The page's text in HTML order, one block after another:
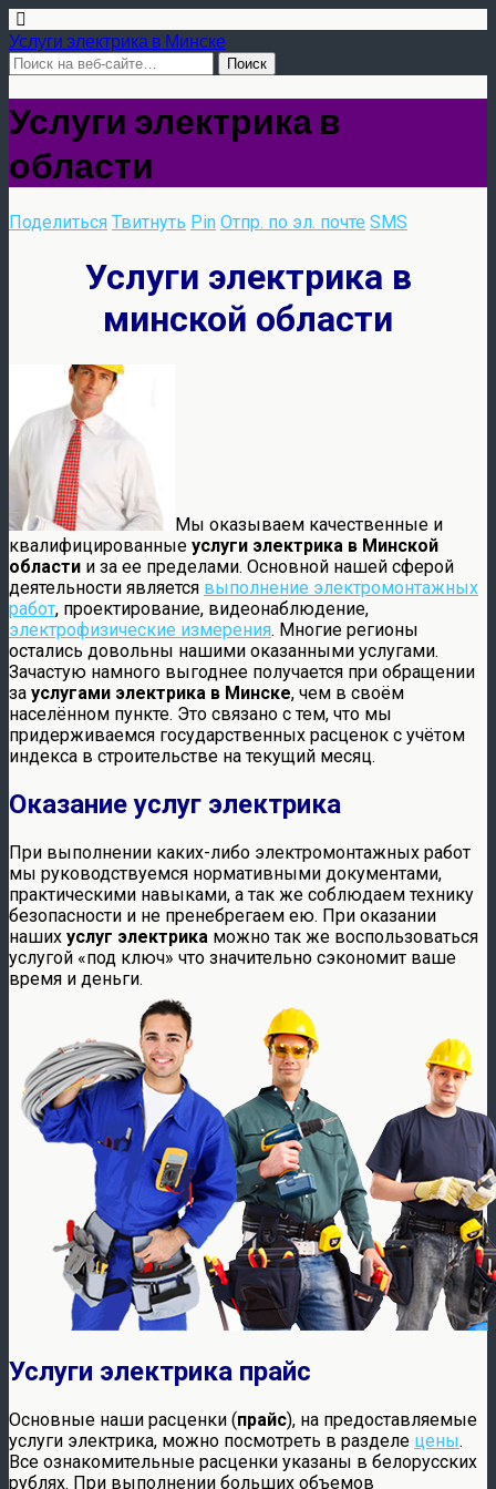
Услуги электрика в Минске
Услуги электрика в
области
Поделиться Твитнуть Pin Отпр. по эл. почте SMS
Услуги электрика в
минской области
Мы оказываем качественные и
квалифицированные услуги электрика в Минской
области и за ее пределами. Основной нашей сферой
деятельности является выполнение электромонтажных
работ, проектирование, видеонаблюдение,
электрофизические измерения. Многие регионы
остались довольны нашими оказанными услугами.
Зачастую намного выгоднее получается при обращении
за услугами электрика в Минске, чем в своём
населённом пункте. Это связано с тем, что мы
придерживаемся государственных расценок с учётом
индекса в строительстве на текущий месяц.
Оказание услуг электрика
При выполнении каких-либо электромонтажных работ
мы руководствуемся нормативными документами,
практическими навыками, а так же соблюдаем технику
безопасности и не пренебрегаем ею. При оказании
наших услуг электрика можно так же воспользоваться
услугой «под ключ» что значительно сэкономит ваше
время и деньги.
Услуги электрика прайс
Основные наши расценки (прайс), на предоставляемые
услуги электрика, можно посмотреть в разделе цены.
Все ознакомительные расценки указаны в белорусских
рублях. При выполнении больших объемов